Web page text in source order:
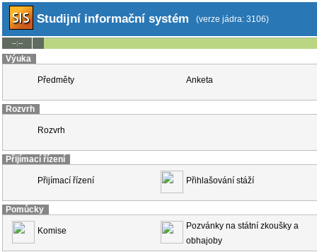
Studijní informační systém (verze jádra: 3106)
--:--
Výuka
Předměty Anketa
Rozvrh
Rozvrh
Přijímací řízení
Přijímací řízení Přihlašování stáží
Pomůcky
Komise
Pozvánky na státní zkoušky a
obhajoby